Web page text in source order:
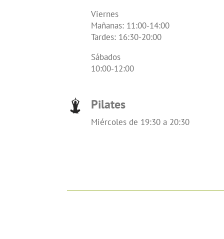
Viernes
Mañanas: 11:00-14:00
Tardes: 16:30-20:00
Sábados
10:00-12:00
Pilates
Miércoles de 19:30 a 20:30